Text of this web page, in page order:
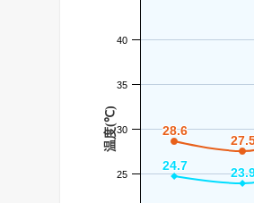
温度(℃) 28.6
28.6
24.7
24.7
25
30
35
40